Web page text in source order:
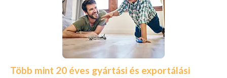
Több mint 20 éves gyártási és exportálási